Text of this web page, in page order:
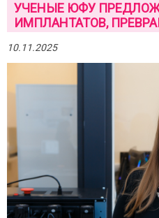
УЧЕНЫЕ ЮФУ
ИМПЛАНТАТОВ,
10.11.2025